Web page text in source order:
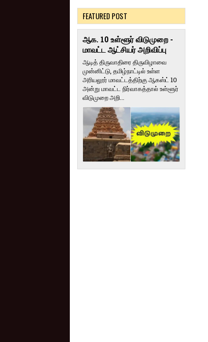
FEATURED POST
ஆக. 10 உள்ளூர் விடுமுறை -
மாவட்ட ஆட்சியர் அறிவிப்பு
ஆடித் திருவாதிரை திருவிழாவை
முன்னிட்டு, தமிழ்நாட்டில் உள்ள
அரியலூர் மாவட்டத்திற்கு ஆகஸ்ட் 10
அன்று மாவட்ட நிர்வாகத்தால் உள்ளூர்
விடுமுறை அறி...